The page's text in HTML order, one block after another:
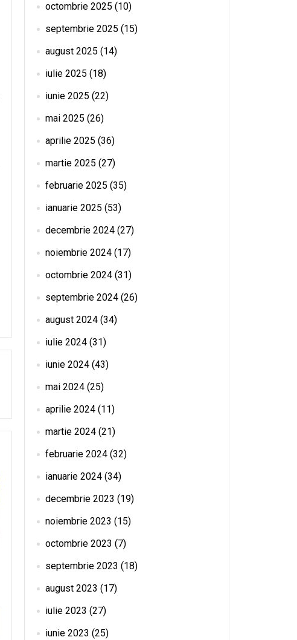
octombrie 2025 (10)
septembrie 2025 (15)
august 2025 (14)
iulie 2025 (18)
iunie 2025 (22)
mai 2025 (26)
aprilie 2025 (36)
martie 2025 (27)
februarie 2025 (35)
ianuarie 2025 (53)
decembrie 2024 (27)
noiembrie 2024 (17)
octombrie 2024 (31)
septembrie 2024 (26)
august 2024 (34)
iulie 2024 (31)
iunie 2024 (43)
mai 2024 (25)
aprilie 2024 (11)
martie 2024 (21)
februarie 2024 (32)
ianuarie 2024 (34)
decembrie 2023 (19)
noiembrie 2023 (15)
octombrie 2023 (7)
septembrie 2023 (18)
august 2023 (17)
iulie 2023 (27)
iunie 2023 (25)